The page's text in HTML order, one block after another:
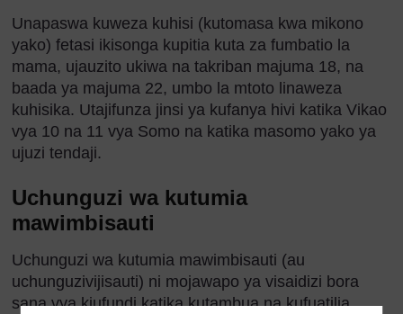
Unapaswa kuweza kuhisi (kutomasa kwa mikono
yako) fetasi ikisonga kupitia kuta za fumbatio la
mama, ujauzito ukiwa na takriban majuma 18, na
baada ya majuma 22, umbo la mtoto linaweza
kuhisika. Utajifunza jinsi ya kufanya hivi katika Vikao
vya 10 na 11 vya Somo na katika masomo yako ya
ujuzi tendaji.
Uchunguzi wa kutumia
mawimbisauti
Uchunguzi wa kutumia mawimbisauti (au
uchunguzivijisauti) ni mojawapo ya visaidizi bora
sana vya kiufundi katika kutambua na kufuatilia